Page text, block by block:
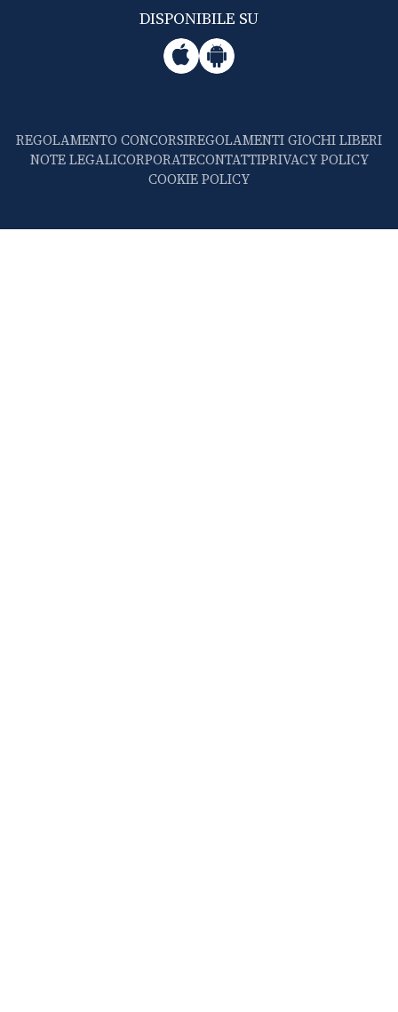
DISPONIBILE SU
REGOLAMENTO CONCORSIREGOLAMENTI GIOCHI LIBERI
NOTE LEGALICORPORATECONTATTIPRIVACY POLICY
COOKIE POLICY